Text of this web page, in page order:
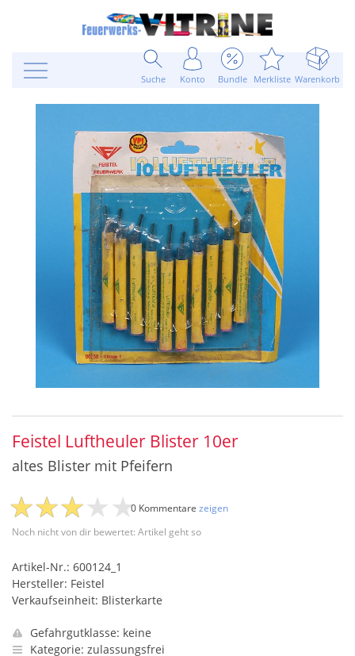
Suche Konto Bundle Merkliste Warenkorb
Feistel Luftheuler Blister 10er
altes Blister mit Pfeifern
Noch nicht von dir bewertet: Artikel geht so
0 Kommentare zeigen
Artikel-Nr.: 600124_1
Hersteller: Feistel
Verkaufseinheit: Blisterkarte
Gefahrgutklasse: keine
Kategorie: zulassungsfrei